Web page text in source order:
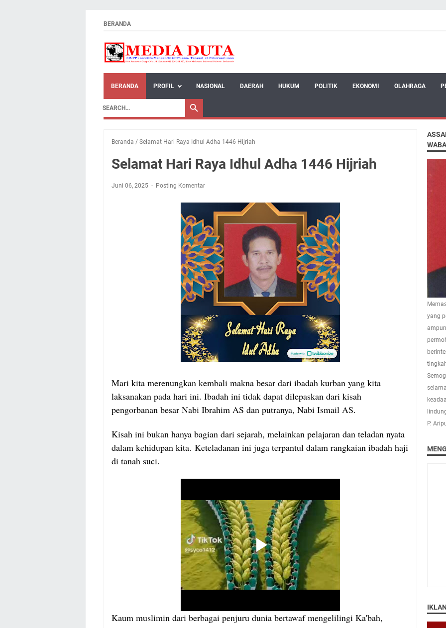
BERANDA
BERANDA PROFIL NASIONAL DAERAH HUKUM POLITIK EKONOMI OLAHRAGA
Beranda / Selamat Hari Raya Idhul Adha 1446 Hijriah
Selamat Hari Raya Idhul Adha 1446 Hijriah
Juni 06, 2025 Posting Komentar
Mari kita merenungkan kembali makna besar dari ibadah kurban yang kita
laksanakan pada hari ini. Ibadah ini tidak dapat dilepaskan dari kisah
pengorbanan besar Nabi Ibrahim AS dan putranya, Nabi Ismail AS.
Kisah ini bukan hanya bagian dari sejarah, melainkan pelajaran dan teladan nyata
dalam kehidupan kita. Keteladanan ini juga terpantul dalam rangkaian ibadah haji
di tanah suci.
Kaum muslimin dari berbagai penjuru dunia bertawaf mengelilingi Ka'bah,
yang
P.